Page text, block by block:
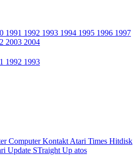
1991 1992 1993 1994 1995 1996 1997
2003 2004
1992 1993
Computer Kontakt Atari Times Hitdisk
Update STraight Up atos